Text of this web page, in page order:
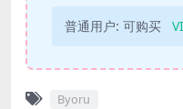
普通用户: 可购买
Byoru